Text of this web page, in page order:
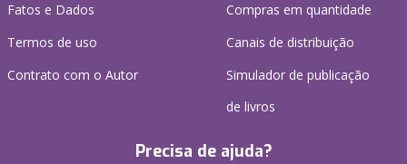
Fatos e Dados
Termos de uso
Contrato com o Autor
Compras em quantidade
Canais de distribuição
Simulador de publicação
de livros
Precisa de ajuda?